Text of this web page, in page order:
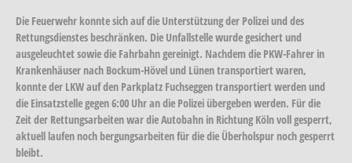
Die Feuerwehr konnte sich auf die Unterstützung der Polizei und des
Rettungsdienstes beschränken. Die Unfallstelle wurde gesichert und
ausgeleuchtet sowie die Fahrbahn gereinigt. Nachdem die PKW-Fahrer in
Krankenhäuser nach Bockum-Hövel und Lünen transportiert waren,
konnte der LKW auf den Parkplatz Fuchseggen transportiert werden und
die Einsatzstelle gegen 6:00 Uhr an die Polizei übergeben werden. Für die
Zeit der Rettungsarbeiten war die Autobahn in Richtung Köln voll gesperrt,
aktuell laufen noch bergungsarbeiten für die die Überholspur noch gesperrt
bleibt.